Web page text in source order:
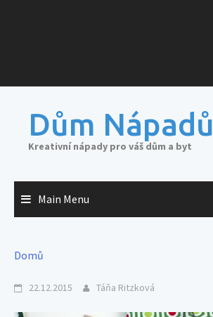
Dům Nápadů
Kreativní nápady pro váš dům a byt
Main Menu
Domů
22.12.2015 Táňa Ritzková